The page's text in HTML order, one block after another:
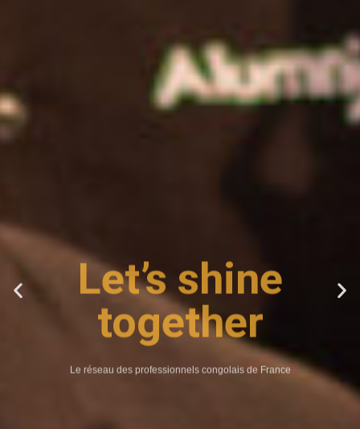
Let’s shine
together
Le réseau des professionnels congolais de France